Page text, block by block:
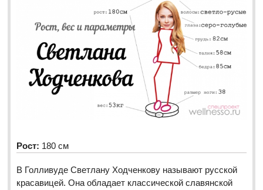
Рост: 180 см
В Голливуде Светлану Ходченкову называют русской
красавицей. Она обладает классической славянской